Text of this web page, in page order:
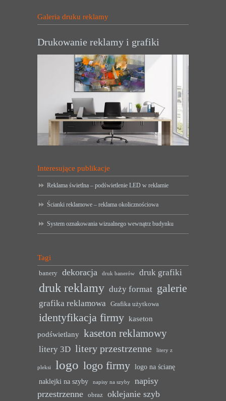
Galeria druku reklamy
Drukowanie reklamy i grafiki
Interesujące publikacje
Reklama świetlna – podświetlenie LED w reklamie
Ścianki reklamowe – reklama okolicznościowa
System oznakowania wizualnego wewnątrz budynku
Tagi
banery dekoracja druk banerów druk grafiki
druk reklamy duży format galerie
grafika reklamowa Grafika użytkowa
identyfikacja firmy kaseton
podświetlany kaseton reklamowy
litery 3D litery przestrzenne litery z
pleksi logo logo firmy logo na ścianę
naklejki na szyby
napisy na szyby
napisy
przestrzenne
obraz oklejanie szyb